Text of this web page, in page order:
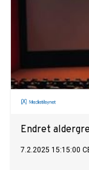
Endret
7.2.2025 15:15:00